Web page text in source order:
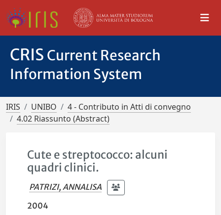
CRIS Current Research
Information System
IRIS UNIBO
4 - Contributo in Atti di convegno
4.02 Riassunto (Abstract)
Cute e streptococco: alcuni
quadri clinici.
PATRIZI, ANNALISA
2004